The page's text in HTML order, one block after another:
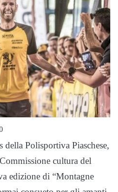
della Polisportiva Piaschese,
cultura del
edizione di “Montagne